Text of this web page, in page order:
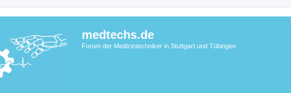
medtechs.de
Forum der Medizintechniker in Stuttgart und Tübingen